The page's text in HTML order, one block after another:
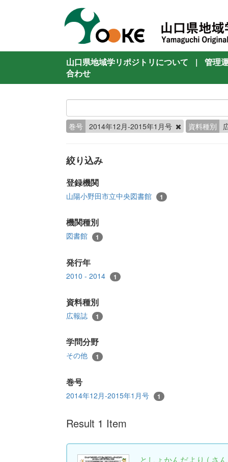
山口県地域学リポジトリについて |
管理
合わせ
巻号 2014年12月-2015年1月号 資料種別
絞り込み
登録機関
山陽小野田市立中央図書館 1
機関種別
図書館 1
発行年
2010 - 2014 1
資料種別
広報誌 1
学問分野
その他 1
巻号
2014年12月-2015年1月号 1
Result 1 Item